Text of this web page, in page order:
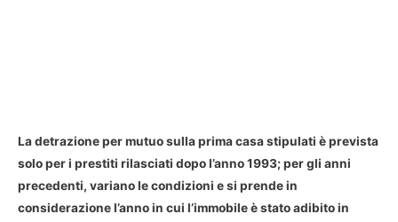
Ladetrazione per mutuo sulla prima casastipulati è prevista
solo per i prestiti rilasciati dopo l’anno 1993; per gli anni
precedenti, variano le condizioni e si prende in
considerazione l’anno in cui l’immobile è stato adibito in